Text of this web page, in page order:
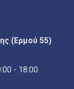
(Ερμού 55)
- 18:00